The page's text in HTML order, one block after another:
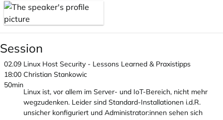
Session
02.09
18:00
50min
Linux Host Security - Lessons Learned & Praxistipps
Christian Stankowic
Linux ist, vor allem im Server- und IoT-Bereich, nicht mehr
wegzudenken. Leider sind Standard-Installationen i.d.R.
unsicher konfiguriert und Administrator:innen sehen sich